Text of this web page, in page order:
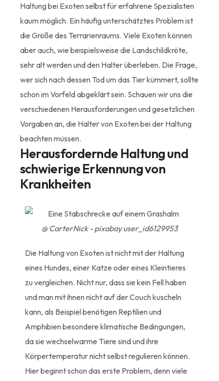
Haltung bei Exoten selbst für erfahrene Spezialisten
kaum möglich. Ein häufig unterschätztes Problem ist
die Größe des Terrarienraums. Viele Exoten können
aber auch, wie beispielsweise die Landschildkröte,
sehr alt werden und den Halter überleben. Die Frage,
wer sich nach dessen Tod um das Tier kümmert, sollte
schon im Vorfeld abgeklärt sein. Schauen wir uns die
verschiedenen Herausforderungen und gesetzlichen
Vorgaben an, die Halter von Exoten bei der Haltung
beachten müssen.
Herausfordernde Haltung und
schwierige Erkennung von
Krankheiten
@ CarterNick - pixabay user_id6129953
Die Haltung von Exoten ist nicht mit der Haltung
eines Hundes, einer Katze oder eines Kleintieres
zu vergleichen. Nicht nur, dass sie kein Fell haben
und man mit ihnen nicht auf der Couch kuscheln
kann, als Beispiel benötigen Reptilien und
Amphibien besondere klimatische Bedingungen,
da sie wechselwarme Tiere sind und ihre
Körpertemperatur nicht selbst regulieren können.
Hier beginnt schon das erste Problem, denn viele